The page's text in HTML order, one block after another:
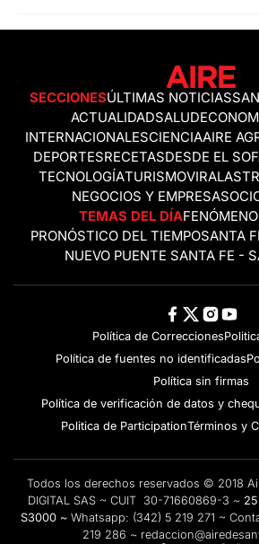
SECCIONESÚLTIMAS NOTICIAS
ACTUALIDADSALUD
INTERNACIONALESCIENCIAAIRE
DEPORTESRECETASDESDE EL
TECNOLOGÍATURISMOVIRAL
NEGOCIOS Y EMPRESAS
TEMAS DEL DÍA
PRONÓSTICO DEL TIEMPOSANTA
NUEVO PUENTE SANTA FE -
Política de Correcciones
Política de fuentes no identificadas
Política sin firmas
Política de verificación de datos y
Politica de ParticipationTérminos y
Todos los derechos reservados © 2018
DIGITAL SAS ~ CUIT 30-71660869-3 ~
S3000 ~ Whatsapp: (342) 5 219 271 ~
219 286 ~